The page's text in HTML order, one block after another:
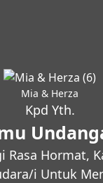
Mia & Herza
Kpd Yth.
Rasa Hormat,
i Untuk